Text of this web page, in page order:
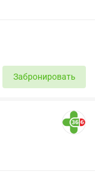
Забронировать